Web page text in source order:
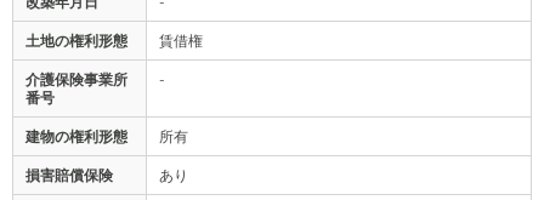
土地の権利形態 賃借権
介護保険事業所
番号
-
建物の権利形態 所有
損害賠償保険 あり